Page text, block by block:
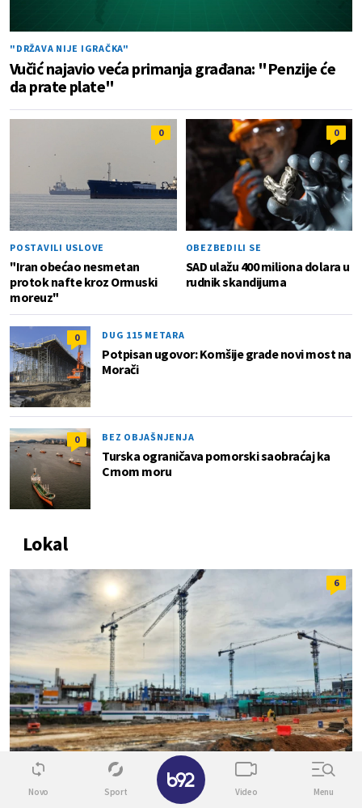
"DRŽAVA NIJE IGRAČKA"
Vučić najavio veća primanja građana: "Penzije će
da prate plate"
0
POSTAVILI USLOVE
"Iran obećao nesmetan
protok nafte kroz Ormuski
moreuz"
0
OBEZBEDILI SE
SAD ulažu 400 miliona dolara u
rudnik skandijuma
0 DUG 115 METARA
Potpisan ugovor: Komšije grade novi most na
Morači
0 BEZ OBJAŠNJENJA
Turska ograničava pomorski saobraćaj ka
Crnom moru
Lokal
6
Novo Sport Video Menu
✕